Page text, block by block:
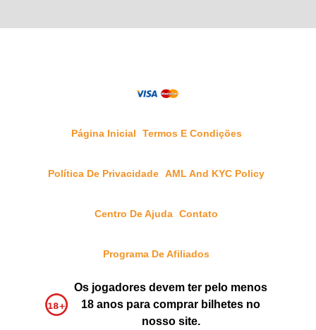
Página Inicial Termos E Condições
Política De Privacidade AML And KYC Policy
Centro De Ajuda Contato
Programa De Afiliados
Os jogadores devem ter pelo menos
18 anos para comprar bilhetes no
nosso site.